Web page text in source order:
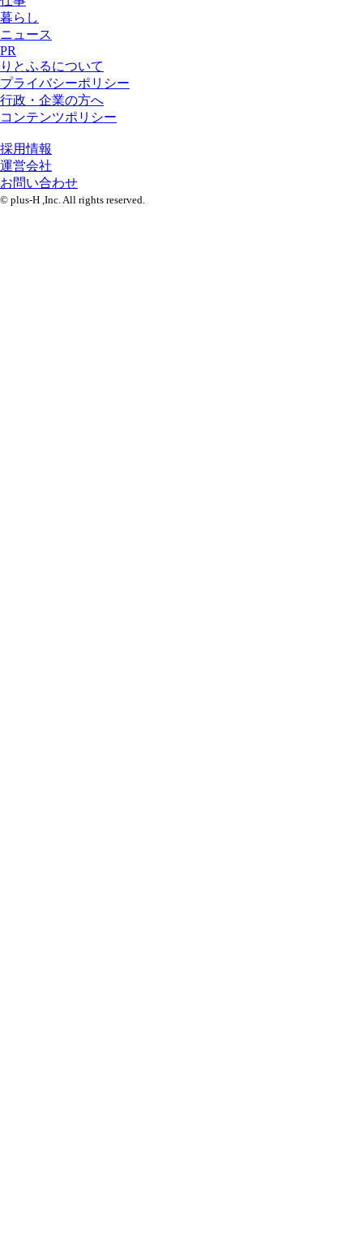
暮らし
ニュース
PR
りとふるについて
プライバシーポリシー
行政・企業の方へ
コンテンツポリシー
採用情報
運営会社
お問い合わせ
© plus-H ,Inc. All rights reserved.